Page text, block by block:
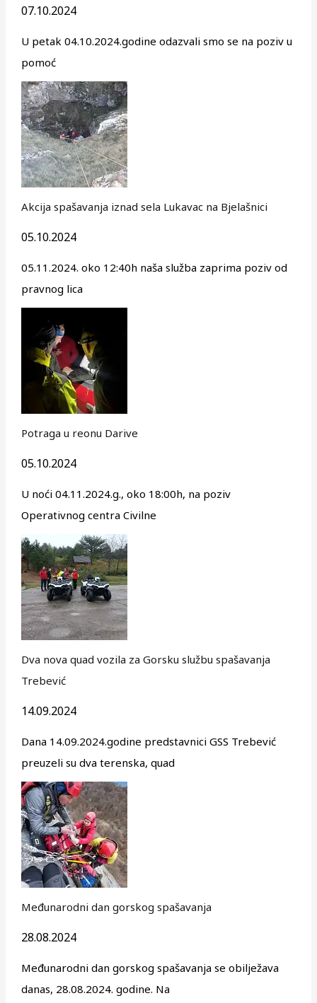
07.10.2024
U petak 04.10.2024.godine odazvali smo se na poziv u
pomoć
Akcija spašavanja iznad sela Lukavac na Bjelašnici
05.10.2024
05.11.2024. oko 12:40h naša služba zaprima poziv od
pravnog lica
Potraga u reonu Darive
05.10.2024
U noći 04.11.2024.g., oko 18:00h, na poziv
Operativnog centra Civilne
Dva nova quad vozila za Gorsku službu spašavanja
Trebević
14.09.2024
Dana 14.09.2024.godine predstavnici GSS Trebević
preuzeli su dva terenska, quad
Međunarodni dan gorskog spašavanja
28.08.2024
Međunarodni dan gorskog spašavanja se obilježava
danas, 28.08.2024. godine. Na